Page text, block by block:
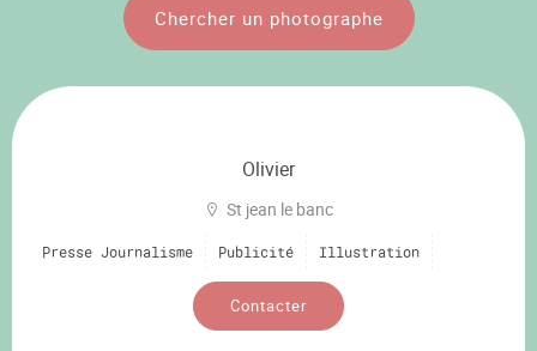
Chercher un photographe
Olivier
St jean le banc
Presse Journalisme Publicité Illustration
Contacter